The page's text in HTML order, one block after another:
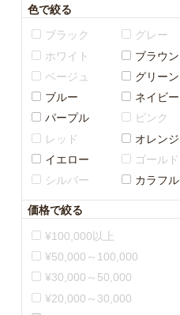
色で絞る
ブラック
グレー
ホワイト
ブラウン
ベージュ
グリーン
ブルー
ネイビー
パープル
ピンク
レッド
オレンジ
イエロー
ゴールド
シルバー
カラフル
価格で絞る
¥100,000以上
¥50,000～100,000
¥30,000～50,000
¥20,000～30,000